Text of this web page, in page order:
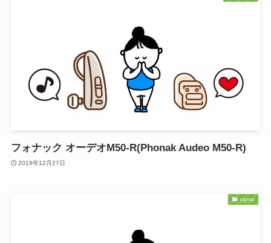
フォナック オーデオM50-R(Phonak Audeo M50-R)
2019年12月27日
signia